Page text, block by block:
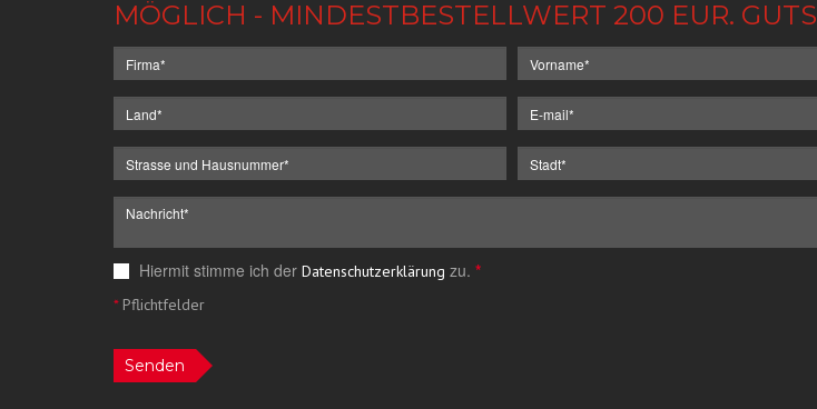
MÖGLICH - MINDESTBESTELLWERT 200 EUR.
Hiermit stimme ich der Datenschutzerklärung zu. *
*Pflichtfelder
Senden